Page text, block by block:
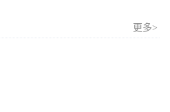
更多>